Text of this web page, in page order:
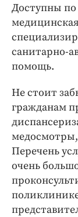
Доступны
санитарно-­
помощь.
Не стоит
гражданам
Перечень
очень